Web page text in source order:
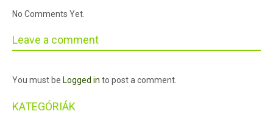
No Comments Yet.
Leave a comment
You must be Logged in to post a comment.
KATEGÓRIÁK